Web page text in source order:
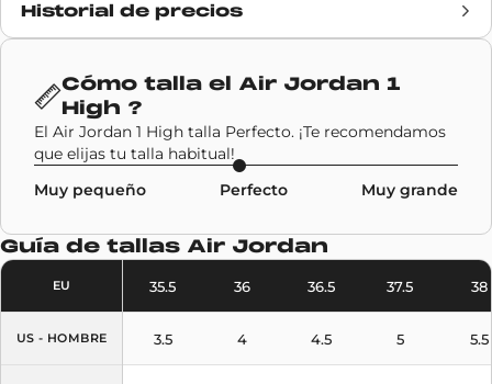
Fecha de lanzamiento
Precio de venta
Marca Air Jordan
Modelo Air Jordan 1 High
Colores Navy White
Historial de precios
Cómo talla el Air Jordan 1
High ?
El Air Jordan 1 High talla Perfecto. ¡Te recomendamos
que elijas tu talla habitual!
Muy pequeño
Perfecto Muy grande
Guía de tallas Air Jordan
EU
US - HOMBRE
35.5 36 36.5 37.5 38
3.5 4 4.5 5 5.5